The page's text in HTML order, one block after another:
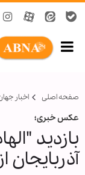
صفحه اصلی اخبار
عکس خبری؛
بازدید